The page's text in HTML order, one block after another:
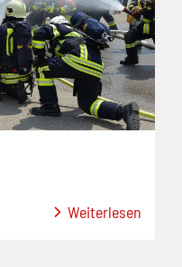
Weiterlesen